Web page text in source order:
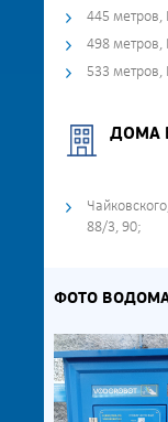
445
498 метров,
533
ДОМА
88/3, 90;
ФОТО